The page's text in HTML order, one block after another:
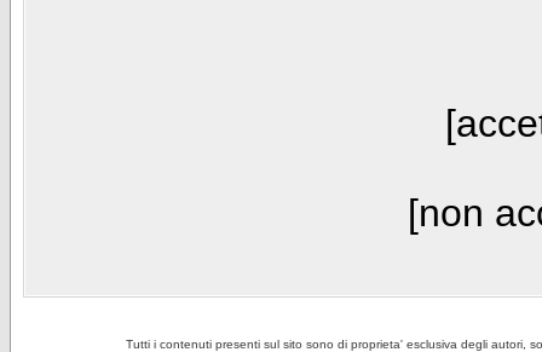
[non
Tutti i contenuti presenti sul sito sono di proprieta' esclusiva degli autori,